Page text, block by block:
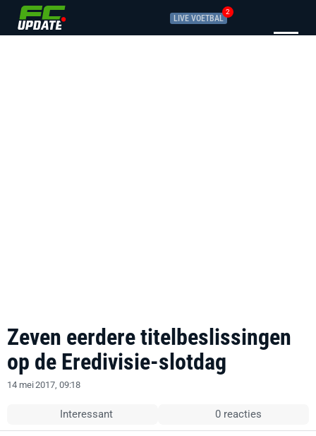
LIVE VOETBAL
2
Zeven eerdere titelbeslissingen
op de Eredivisie-slotdag
14 mei 2017, 09:18
Interessant 0 reacties